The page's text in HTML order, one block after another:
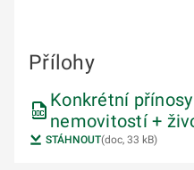
Přílohy
Konkrétní
nemovitostí +
STÁHNOUT(doc, 33 kB)